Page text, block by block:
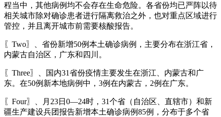
程当中，其他病例均不会存在生命危险。各省份均已严阵以待
相关城市除对确诊患者进行隔离救治之外，也对重点区域进行
管控，并且离开城市前需要核酸报告。
〖Two〗、省份新增50例本土确诊病例，主要分布在浙江省，
内蒙古自治区，广东和四川。
〖Three〗、国内31省份疫情主要发生在浙江、内蒙古和广
东。在50例新本地病例中，3例在内蒙古，2例在广东。
〖Four〗、月23日0—24时，31个省（自治区、直辖市）和新
疆生产建设兵团报告新增本土确诊病例85例，分布于多个省